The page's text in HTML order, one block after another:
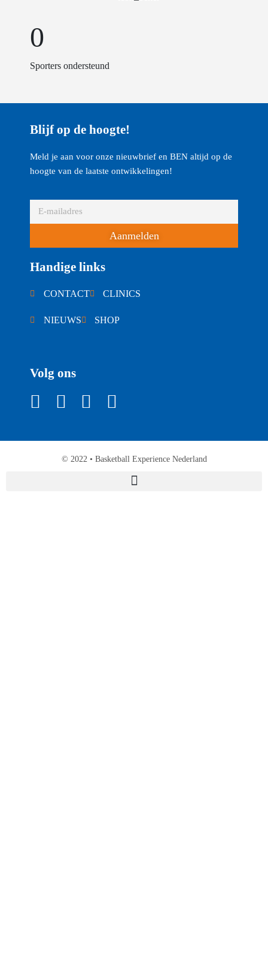
0
Sporters ondersteund
Blijf op de hoogte!
Meld je aan voor onze nieuwbrief en BEN altijd op de
hoogte van de laatste ontwikkelingen!
Aanmelden
Handige links
CONTACT CLINICS
NIEUWS SHOP
Volg ons
© 2022 • Basketball Experience Nederland